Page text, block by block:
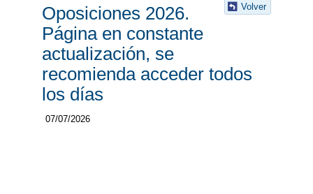
Volver
Oposiciones 2026.
Página en constante
actualización, se
recomienda acceder todos
los días
07/07/2026